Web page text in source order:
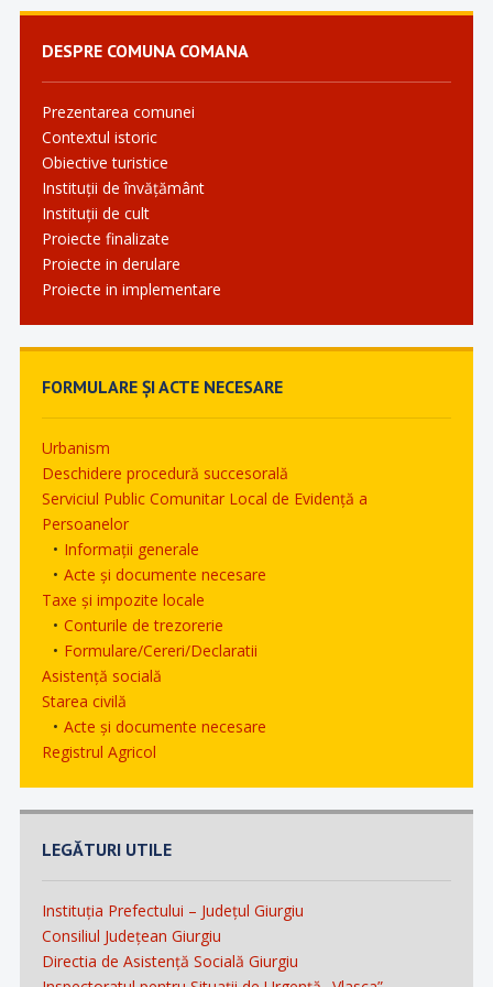
DESPRE COMUNA COMANA
Prezentarea comunei
Contextul istoric
Obiective turistice
Instituții de învățământ
Instituții de cult
Proiecte finalizate
Proiecte in derulare
Proiecte in implementare
FORMULARE ȘI ACTE NECESARE
Urbanism
Deschidere procedură succesorală
Serviciul Public Comunitar Local de Evidență a
Persoanelor
Informații generale
Acte și documente necesare
Taxe și impozite locale
Conturile de trezorerie
Formulare/Cereri/Declaratii
Asistență socială
Starea civilă
Acte și documente necesare
Registrul Agricol
LEGĂTURI UTILE
Instituția Prefectului – Județul Giurgiu
Consiliul Județean Giurgiu
Directia de Asistență Socială Giurgiu